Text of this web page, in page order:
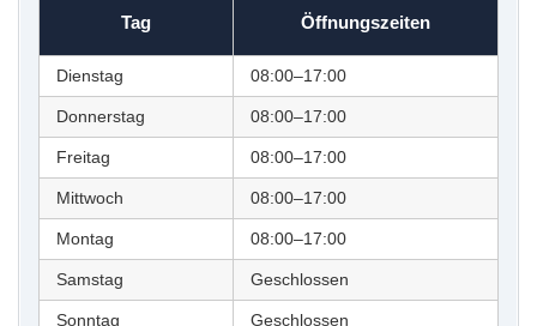
Tag Öffnungszeiten
Dienstag 08:00–17:00
Donnerstag 08:00–17:00
Freitag 08:00–17:00
Mittwoch 08:00–17:00
Montag 08:00–17:00
Samstag Geschlossen
Sonntag Geschlossen